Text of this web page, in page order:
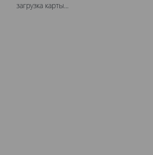
загрузка карты...